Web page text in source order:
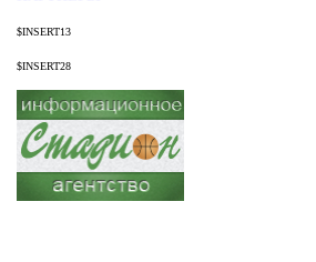
$INSERT13
$INSERT28